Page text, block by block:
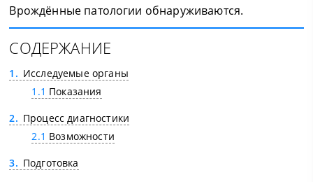
Врождённые патологии обнаруживаются.
СОДЕРЖАНИЕ
1
Исследуемые органы
1.1 Показания
2
Процесс диагностики
2.1 Возможности
3
Подготовка